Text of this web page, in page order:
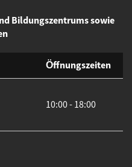
Bildungszentrums sowie
Öffnungszeiten
10:00 - 18:00